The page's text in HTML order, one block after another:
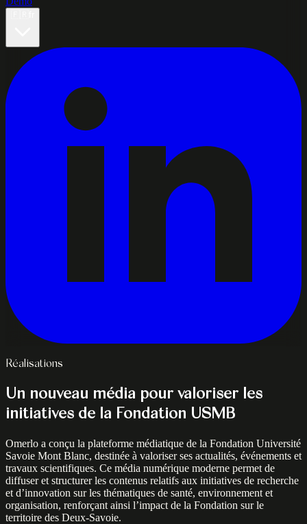
Réalisations
Un nouveau média pour valoriser les
initiatives de la Fondation USMB
Omerlo a conçu la plateforme médiatique de la Fondation Université
Savoie Mont Blanc, destinée à valoriser ses actualités, événements et
travaux scientifiques. Ce média numérique moderne permet de
diffuser et structurer les contenus relatifs aux initiatives de recherche
et d’innovation sur les thématiques de santé, environnement et
organisation, renforçant ainsi l’impact de la Fondation sur le
territoire des Deux‑Savoie.